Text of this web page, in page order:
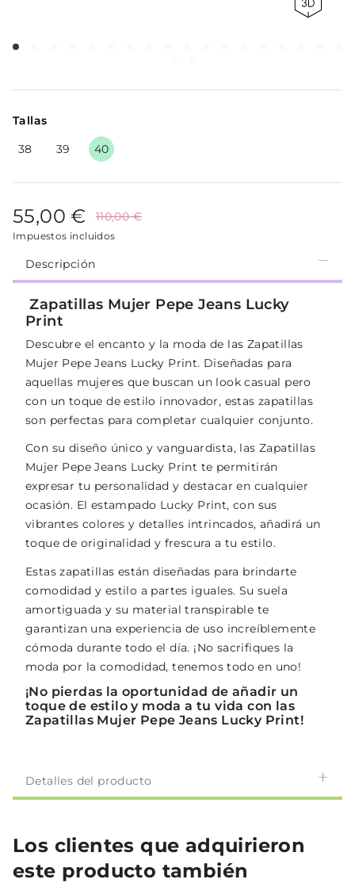
Tallas
38
39 40
55,00 € 110,00 €
Impuestos incluidos
Descripción
Zapatillas Mujer Pepe Jeans Lucky
Print
Descubre el encanto y la moda de las Zapatillas
Mujer Pepe Jeans Lucky Print. Diseñadas para
aquellas mujeres que buscan un look casual pero
con un toque de estilo innovador, estas zapatillas
son perfectas para completar cualquier conjunto.
Con su diseño único y vanguardista, las Zapatillas
Mujer Pepe Jeans Lucky Print te permitirán
expresar tu personalidad y destacar en cualquier
ocasión. El estampado Lucky Print, con sus
vibrantes colores y detalles intrincados, añadirá un
toque de originalidad y frescura a tu estilo.
Estas zapatillas están diseñadas para brindarte
comodidad y estilo a partes iguales. Su suela
amortiguada y su material transpirable te
garantizan una experiencia de uso increíblemente
cómoda durante todo el día. ¡No sacrifiques la
moda por la comodidad, tenemos todo en uno!
¡No pierdas la oportunidad de añadir un
toque de estilo y moda a tu vida con las
Zapatillas Mujer Pepe Jeans Lucky Print!
Detalles del producto
Los clientes que adquirieron
este producto también